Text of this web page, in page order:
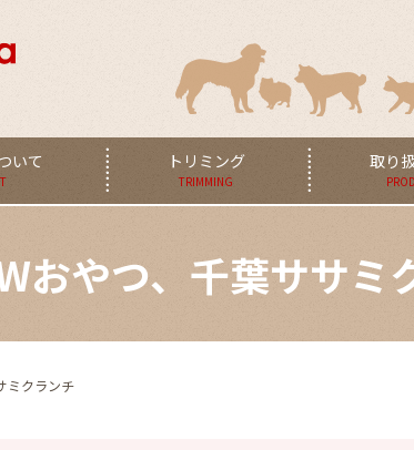
いて トリミング
TRIMMING
取り
おやつ、千葉ササミ
ミクランチ